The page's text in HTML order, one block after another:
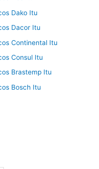
Dako Itu
Dacor Itu
Continental Itu
Consul Itu
Brastemp Itu
Bosch Itu